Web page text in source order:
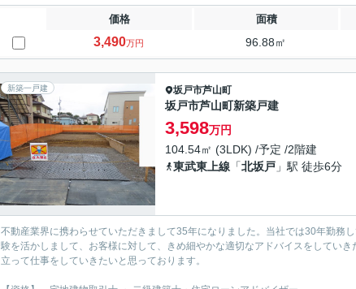
価格 面積
3,490万円 96.88㎡
新築一戸建 坂戸市芦山町
坂戸市芦山町新築戸建
3,598万円
104.54㎡ (3LDK) /予定 /2階建
東武東上線 「北坂戸 」駅 徒歩6分
不動産業界に携わらせていただきまして35年になりました。当社では30年勤務
験を活かしまして、お客様に対して、きめ細やかな適切なアドバイスをしてい
立って仕事をしていきたいと思っております。